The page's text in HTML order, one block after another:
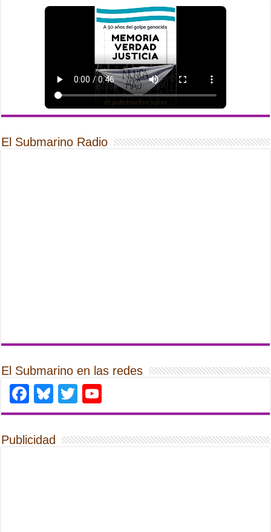
El Submarino Radio
El Submarino en las redes
Facebook
Bluesky
Twitter
Publicidad